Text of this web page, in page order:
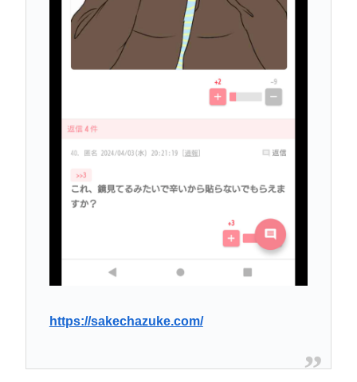
https://sakechazuke.com/